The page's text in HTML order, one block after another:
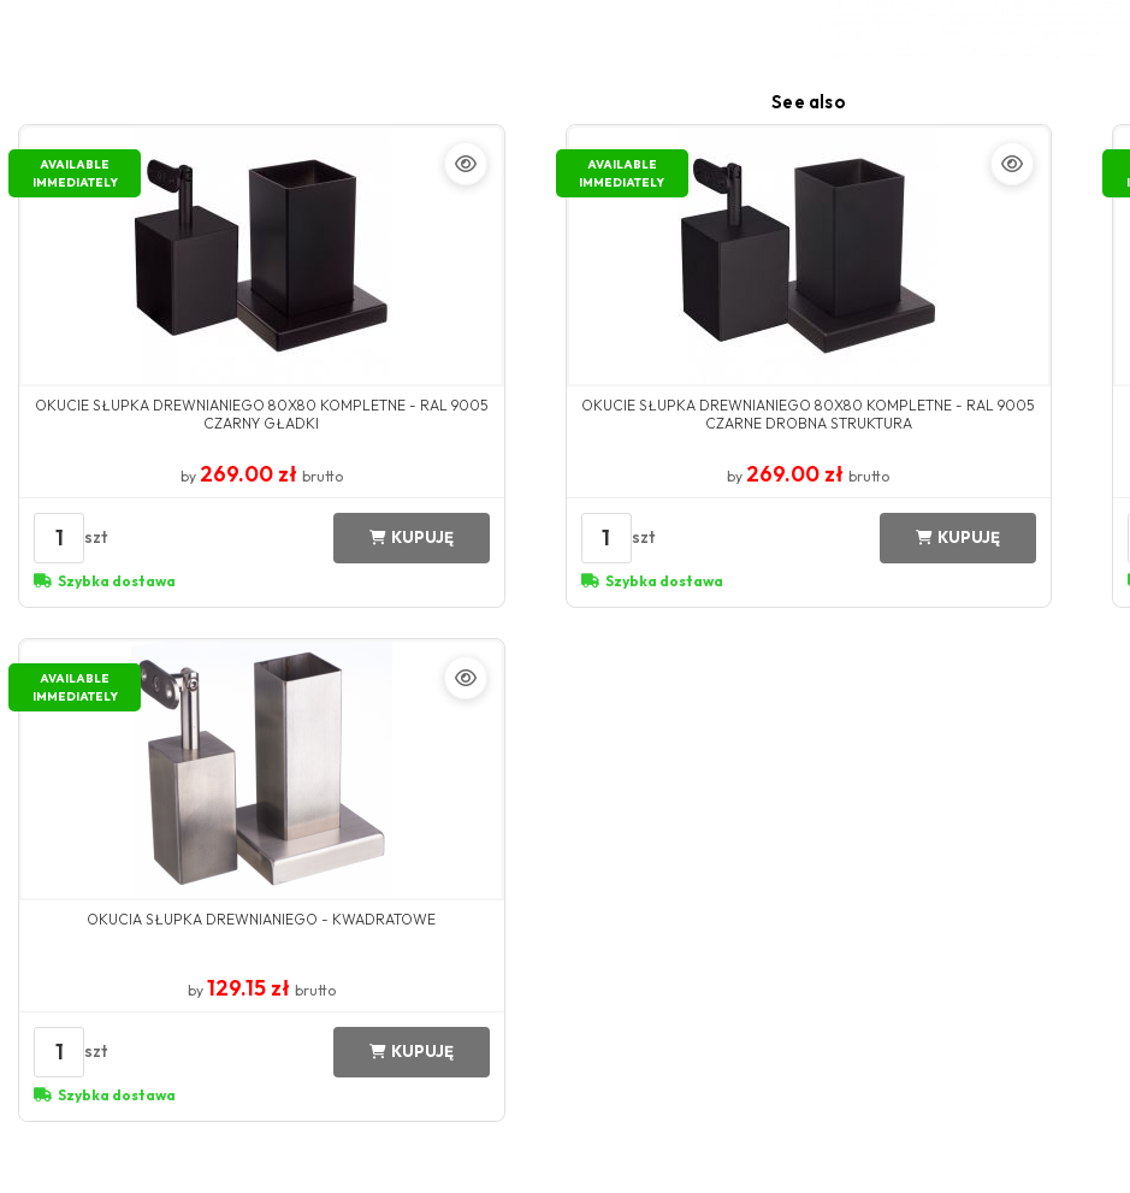
See also
AVAILABLE
IMMEDIATELY
OKUCIE SŁUPKA DREWNIANIEGO 80X80 KOMPLETNE - RAL 9005
CZARNY GŁADKI
by 269.00 zł brutto
1 szt KUPUJĘ
Szybka dostawa
AVAILABLE
IMMEDIATELY
OKUCIE SŁUPKA DREWNIANIEGO 80X80 KOMPLETNE - RAL 9005
CZARNE DROBNA STRUKTURA
by 269.00 złbrutto
1 szt KUPUJĘ
Szybka dostawa
AVAILABLE
IMMEDIATELY
OKUCIA SŁUPKA DREWNIANIEGO - KWADRATOWE
by 129.15 zł brutto
1 szt KUPUJĘ
Szybka dostawa